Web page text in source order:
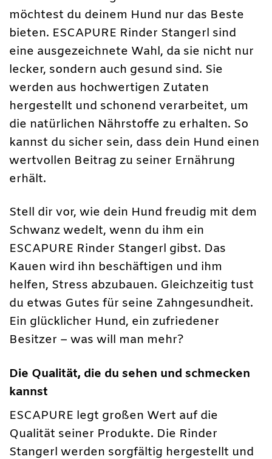
möchtest du deinem Hund nur das Beste
bieten. ESCAPURE Rinder Stangerl sind
eine ausgezeichnete Wahl, da sie nicht nur
lecker, sondern auch gesund sind. Sie
werden aus hochwertigen Zutaten
hergestellt und schonend verarbeitet, um
die natürlichen Nährstoffe zu erhalten. So
kannst du sicher sein, dass dein Hund einen
wertvollen Beitrag zu seiner Ernährung
erhält.
Stell dir vor, wie dein Hund freudig mit dem
Schwanz wedelt, wenn du ihm ein
ESCAPURE Rinder Stangerl gibst. Das
Kauen wird ihn beschäftigen und ihm
helfen, Stress abzubauen. Gleichzeitig tust
du etwas Gutes für seine Zahngesundheit.
Ein glücklicher Hund, ein zufriedener
Besitzer – was will man mehr?
Die Qualität, die du sehen und schmecken
kannst
ESCAPURE legt großen Wert auf die
Qualität seiner Produkte. Die Rinder
Stangerl werden sorgfältig hergestellt und